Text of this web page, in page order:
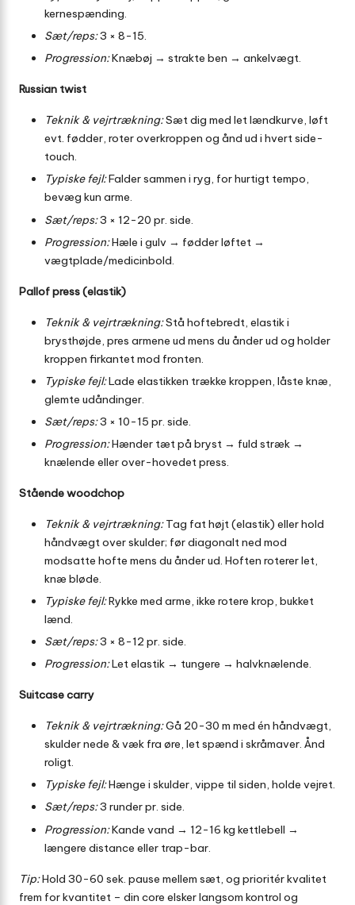
kernespænding.
Sæt/reps:3 × 8-15.
Progression:Knæbøj → strakte ben → ankelvægt.
Russian twist
Teknik & vejrtrækning:Sæt dig med let lændkurve, løft
evt. fødder, roter overkroppen og ånd ud i hvert side-
touch.
Typiske fejl:Falder sammen i ryg, for hurtigt tempo,
bevæg kun arme.
Sæt/reps:3 × 12-20 pr. side.
Progression:Hæle i gulv → fødder løftet →
vægtplade/medicinbold.
Pallof press (elastik)
Teknik & vejrtrækning:Stå hoftebredt, elastik i
brysthøjde, pres armene ud mens du ånder ud og holder
kroppen firkantet mod fronten.
Typiske fejl:Lade elastikken trække kroppen, låste knæ,
glemte udåndinger.
Sæt/reps:3 × 10-15 pr. side.
Progression:Hænder tæt på bryst → fuld stræk →
knælende eller over-hovedet press.
Stående woodchop
Teknik & vejrtrækning:Tag fat højt (elastik) eller hold
håndvægt over skulder; før diagonalt ned mod
modsatte hofte mens du ånder ud. Hoften roterer let,
knæ bløde.
Typiske fejl:Rykke med arme, ikke rotere krop, bukket
lænd.
Sæt/reps:3 × 8-12 pr. side.
Progression:Let elastik → tungere → halvknælende.
Suitcase carry
Teknik & vejrtrækning:Gå 20-30 m med én håndvægt,
skulder nede & væk fra øre, let spænd i skråmaver. Ånd
roligt.
Typiske fejl:Hænge i skulder, vippe til siden, holde vejret.
Sæt/reps:3 runder pr. side.
Progression:Kande vand → 12-16 kg kettlebell →
længere distance eller trap-bar.
Tip:Hold 30-60 sek. pause mellem sæt, og prioritér kvalitet
frem for kvantitet – din core elsker langsom kontrol og